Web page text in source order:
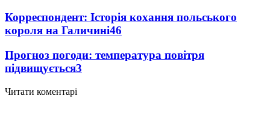
Корреспондент: Історія кохання польського
короля на Галичині46
Прогноз погоди: температура повітря
підвищується3
Читати коментарі